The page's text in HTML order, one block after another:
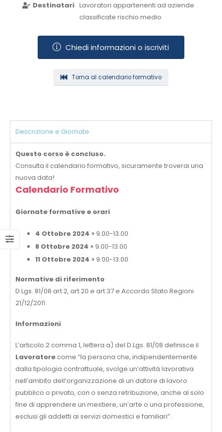
Destinatari Lavoratori appartenenti ad aziende
classificate rischio medio
Chiedi informazioni o iscriviti
Torna al calendario formativo
Descrizione e Giornate
Questo corso è concluso.
Consulta il calendario formativo, sicuramente troverai una
nuova data!
Calendario Formativo
Giornate formative e orari
4 Ottobre 2024 > 9.00-13.00
8 Ottobre 2024 > 9.00-13.00
11 Ottobre 2024 > 9.00-13.00
Normative di riferimento
D.Lgs. 81/08 art.2, art.20 e art.37 e Accordo Stato Regioni
21/12/2011
Informazioni
L’articolo 2 comma 1, lettera a) del D.Lgs. 81/08 definisce il
Lavoratorecome “la persona che, indipendentemente
dalla tipologia contrattuale, svolge un’attività lavorativa
nell’ambito dell’organizzazione di un datore di lavoro
pubblico o privato, con o senza retribuzione, anche al solo
fine di apprendere un mestiere, un’arte o una professione,
esclusi gli addetti ai servizi domestici e familiari”.